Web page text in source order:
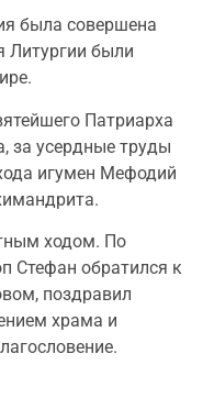
была совершена
Литургии были
Патриарха
за усердные труды
игумен Мефодий
ходом. По
Стефан обратился к
поздравил
храма и